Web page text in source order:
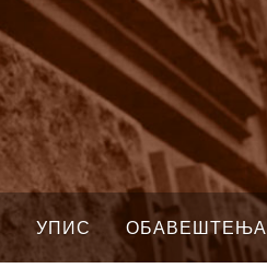
УПИС ОБАВЕШТЕЊА